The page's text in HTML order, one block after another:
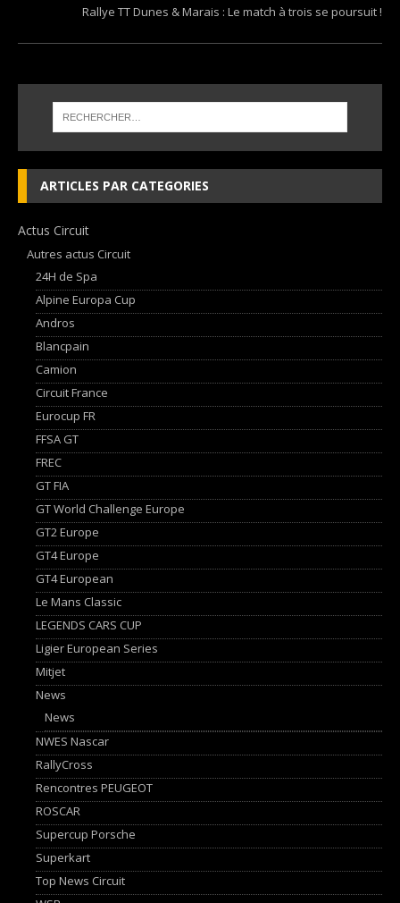
Rallye TT Dunes & Marais : Le match à trois se poursuit !
ARTICLES PAR CATEGORIES
Actus Circuit
Autres actus Circuit
24H de Spa
Alpine Europa Cup
Andros
Blancpain
Camion
Circuit France
Eurocup FR
FFSA GT
FREC
GT FIA
GT World Challenge Europe
GT2 Europe
GT4 Europe
GT4 European
Le Mans Classic
LEGENDS CARS CUP
Ligier European Series
Mitjet
News
News
NWES Nascar
RallyCross
Rencontres PEUGEOT
ROSCAR
Supercup Porsche
Superkart
Top News Circuit